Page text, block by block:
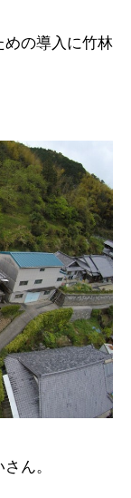
めの導入に竹林
ん。